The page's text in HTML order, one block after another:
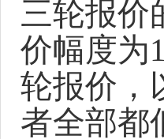
三轮报价
价幅度为
轮报价，
者全部都